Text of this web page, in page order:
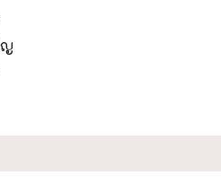
ญ